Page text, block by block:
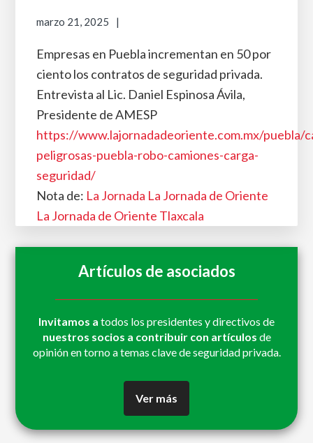
marzo 21, 2025
Empresas en Puebla incrementan en 50 por
ciento los contratos de seguridad privada.
Entrevista al Lic. Daniel Espinosa Ávila,
Presidente de AMESP
https://www.lajornadadeoriente.com.mx/puebla/
peligrosas-puebla-robo-camiones-carga-
seguridad/
Nota de: La Jornada La Jornada de Oriente
La Jornada de Oriente Tlaxcala
Artículos de asociados
Invitamos a todos los presidentes y directivos de
nuestros socios a contribuir con artículos de
opinión en torno a temas clave de seguridad privada.
Ver más